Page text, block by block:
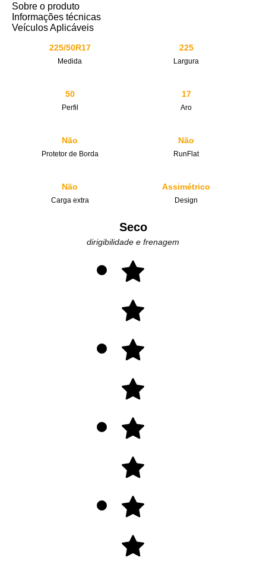
Sobre o produto
Informações técnicas
Veículos Aplicáveis
225/50R17
Medida
225
Largura
50
Perfil
17
Aro
Não
Protetor de Borda
Não
RunFlat
Não
Carga extra
Assimétrico
Design
Seco
dirigibilidade e frenagem